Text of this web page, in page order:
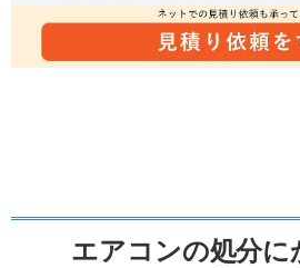
エアコンの処分に